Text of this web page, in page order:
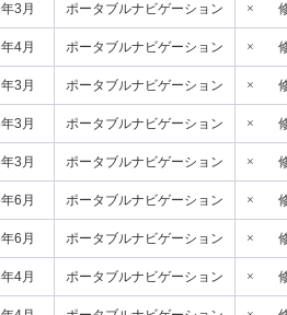
3月 ポータブルナビゲーション ×
4月 ポータブルナビゲーション ×
3月 ポータブルナビゲーション ×
3月 ポータブルナビゲーション ×
3月 ポータブルナビゲーション ×
6月 ポータブルナビゲーション ×
6月 ポータブルナビゲーション ×
4月 ポータブルナビゲーション ×